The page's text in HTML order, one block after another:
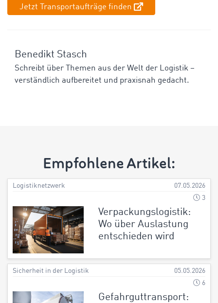
Jetzt Transportaufträge finden
Benedikt Stasch
Schreibt über Themen aus der Welt der Logistik –
verständlich aufbereitet und praxisnah gedacht.
Empfohlene Artikel:
Logistiknetzwerk
07.05.2026
3
Verpackungslogistik:
Wo über Auslastung
entschieden wird
Sicherheit in der Logistik
05.05.2026
6
Gefahrguttransport: